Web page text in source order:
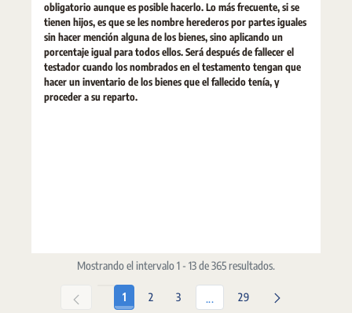
obligatorio aunque es posible hacerlo. Lo más frecuente, si se
tienen hijos, es que se les nombre herederos por partes iguales
sin hacer mención alguna de los bienes, sino aplicando un
porcentaje igual para todos ellos. Será después de fallecer el
testador cuando los nombrados en el testamento tengan que
hacer un inventario de los bienes que el fallecido tenía, y
proceder a su reparto.
Mostrando el intervalo 1 - 13 de 365 resultados.
Página
1 Página
2 Página
3 ... Páginas intermedias Use
Página
29